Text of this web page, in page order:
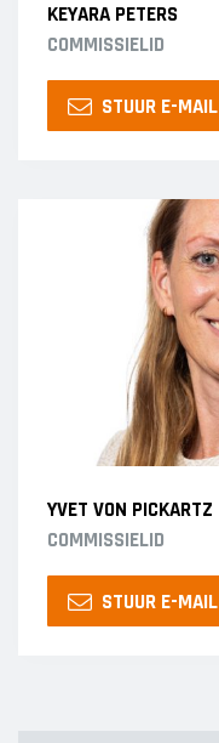
KEYARA PETERS
COMMISSIELID
STUUR E-MAIL
YVET VON PICKARTZ
COMMISSIELID
STUUR E-MAIL